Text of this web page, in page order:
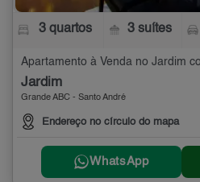
3 quartos 3 suítes
Apartamento à Venda no Jardim
Jardim
Grande ABC - Santo André
Endereço no círculo do mapa
WhatsApp